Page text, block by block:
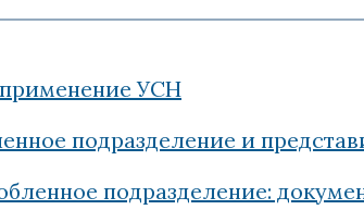
УСН
подразделение и
подразделение: